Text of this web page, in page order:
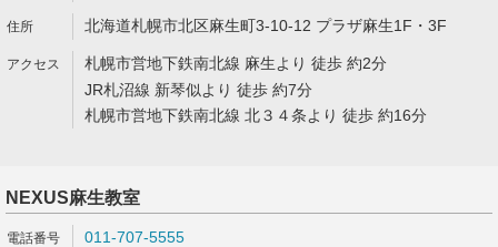
北海道札幌市北区麻生町3-10-12 プラザ麻生1F・3F
札幌市営地下鉄南北線 麻生より 徒歩 約2分
JR札沼線 新琴似より 徒歩 約7分
札幌市営地下鉄南北線 北３４条より 徒歩 約16分
NEXUS麻生教室
011-707-5555